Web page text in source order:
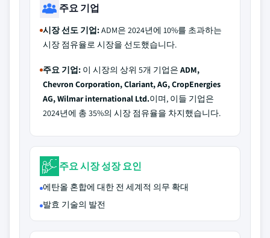
주요 기업
시장 선도 기업:ADM은 2024년에 10%를 초과하는
시장 점유율로 시장을 선도했습니다.
주요 기업: 이 시장의 상위 5개 기업은 ADM,
Chevron Corporation, Clariant, AG, CropEnergies
AG, Wilmar international Ltd.이며, 이들 기업은
2024년에 총 35%의 시장 점유율을 차지했습니다.
주요 시장 성장 요인
에탄올 혼합에 대한 전 세계적 의무 확대
발효 기술의 발전